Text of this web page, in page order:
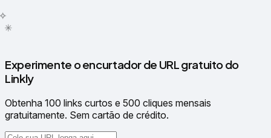
✳
Experimente o encurtador de URL gratuito do
Linkly
Obtenha 100 links curtos e 500 cliques mensais
gratuitamente. Sem cartão de crédito.